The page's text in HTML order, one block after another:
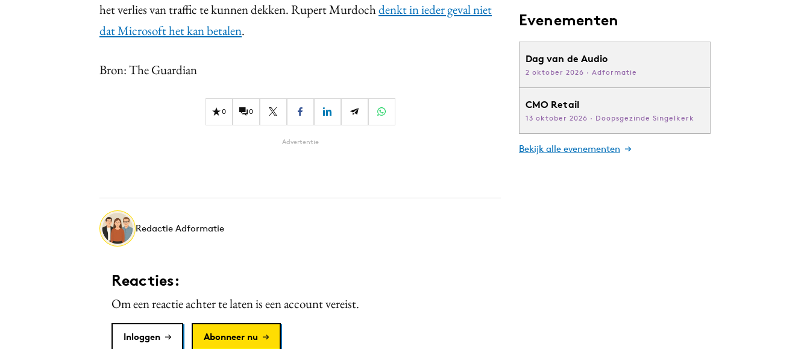
het verlies van traffic te kunnen dekken. Rupert Murdochdenkt in ieder geval niet
dat Microsoft het kan betalen.
Bron: The Guardian
0 0
Advertentie
Redactie Adformatie
Reacties:
Om een reactie achter te laten is een account vereist.
Inloggen Abonneer nu
Evenementen
Dag van de Audio
2 oktober 2026 · Adformatie
CMO Retail
13 oktober 2026 · Doopsgezinde Singelkerk
Bekijk alle evenementen